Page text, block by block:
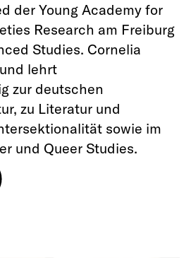
der Young Academy for
Research am Freiburg
Studies. Cornelia
lehrt
zur deutschen
zu Literatur und
sowie im
und Queer Studies.